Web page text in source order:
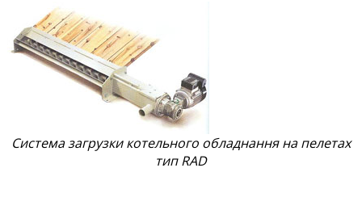
Система загрузки котельного обладнання на пелетах
тип RAD